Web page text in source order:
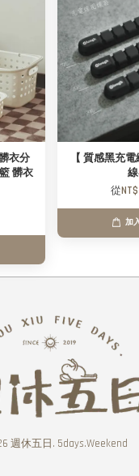
衣分
髒衣
【 質感黑充
從
加
週休五日. 5days.Weekend